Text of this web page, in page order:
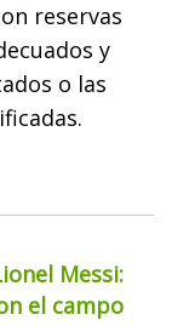
reservas
y
o las
Messi:
el campo